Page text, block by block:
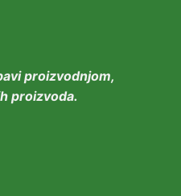
proizvodnjom,
proizvoda.